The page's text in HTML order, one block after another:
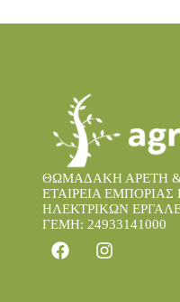
ΘΩΜΑΔΑΚΗ ΑΡΕΤΗ
ΕΤΑΙΡΕΙΑ
ΗΛΕΚΤΡΙΚΩΝ
ΓΕΜΗ: 24933141000